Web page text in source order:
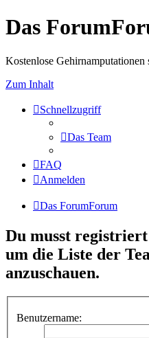
Das
Kostenlose Gehirnamputationen
Zum Inhalt
Schnellzugriff
Das Team
FAQ
Anmelden
Das ForumForum
Du musst
um die Liste der
anzuschauen.
Benutzername: